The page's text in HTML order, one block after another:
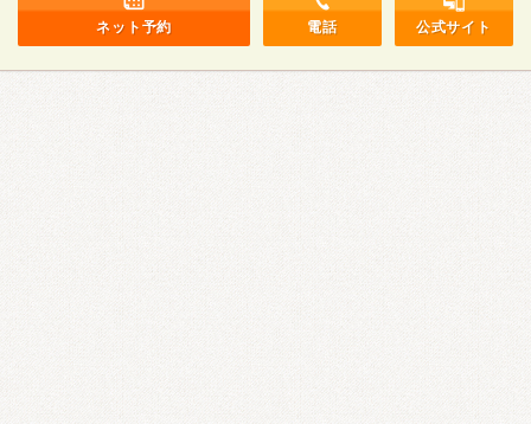
ネット予約 電話 公式サイト